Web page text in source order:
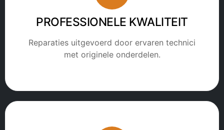
PROFESSIONELE KWALITEIT
Reparaties uitgevoerd door ervaren technici
met originele onderdelen.